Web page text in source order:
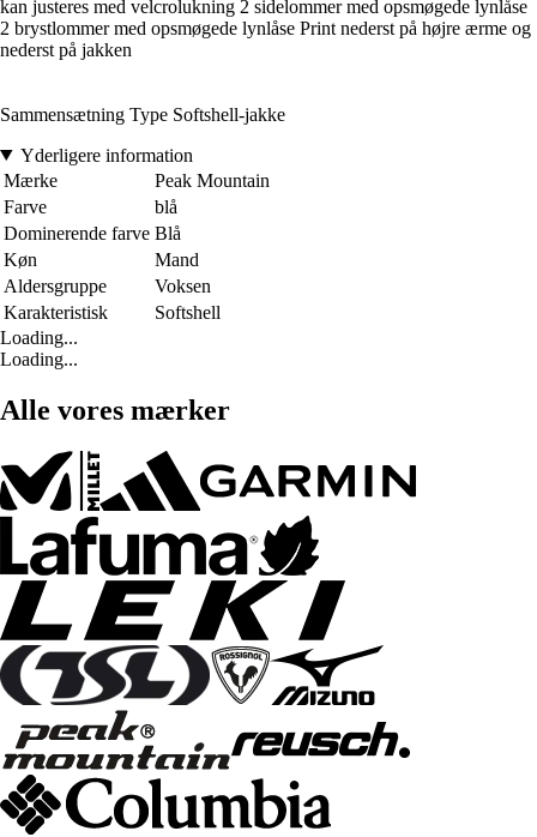
kan justeres med velcrolukning 2 sidelommer med opsmøgede lynlåse
2 brystlommer med opsmøgede lynlåse Print nederst på højre ærme og
nederst på jakken
Sammensætning Type Softshell-jakke
Yderligere information
Mærke
Peak Mountain
Farve
blå
Dominerende farve Blå
Køn
Mand
Aldersgruppe
Voksen
Karakteristisk
Softshell
Loading...
Loading...
Alle vores mærker